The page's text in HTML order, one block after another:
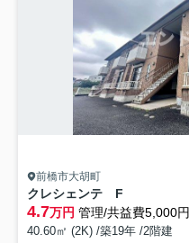
前橋市大胡町
クレシェンテ F
4.7万円 管理/共益費5,000円
40.60㎡ (2K) /築19年 /2階建